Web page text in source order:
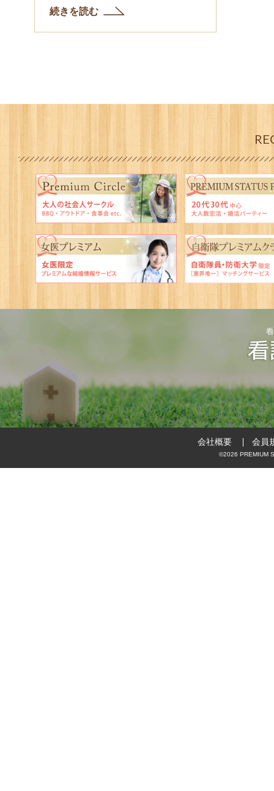
中、どのようなメイクをしているの
続きを読む
会社概要 会員
©2026 PREMIUM